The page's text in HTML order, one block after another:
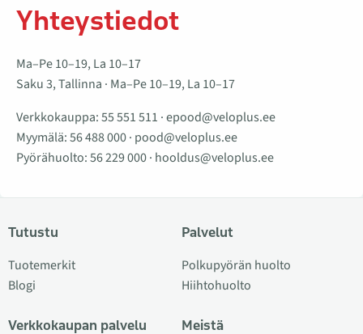
Yhteystiedot
Ma–Pe 10–19, La 10–17
Saku 3, Tallinna · Ma–Pe 10–19, La 10–17
Verkkokauppa:55 551 511 ·epood@veloplus.ee
Myymälä:56 488 000· pood@veloplus.ee
Pyörähuolto:56 229 000· hooldus@veloplus.ee
Tutustu
Tuotemerkit
Blogi
Verkkokaupan palvelu
Palvelut
Polkupyörän huolto
Hiihtohuolto
Meistä